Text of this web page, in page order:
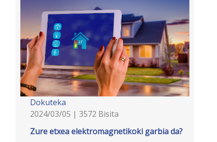
Dokuteka
2024/03/05 | 3572 Bisita
Zure etxea elektromagnetikoki garbia da?